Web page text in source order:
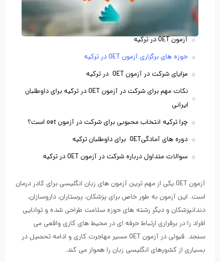
آنچه در این مقاله می خوانید
آزمون OET در ترکیه
حوزه های برگزاری آزمون OET در ترکیه
مزایای شرکت در آزمون OET در ترکیه
نکات مهم برای شرکت در آزمون OET در ترکیه برای داوطلبان
ایرانی
چرا ترکیه انتخاب محبوبی برای شرکت در آزمون oet است؟
دوره های آمادگیOET برای داوطلبان ترکیه
سوالات متداول درباره شرکت در آزمون OET در ترکیه
آزمون OET یکی از مهم ترین آزمون های زبان انگلیسی برای کادر درمان
است. این آزمون به طور خاص برای پزشکان، پرستاران، داروسازان،
دندانپزشکان و دیگر رشته های حوزه سلامت طراحی شده و توانایی
افراد را در برقراری ارتباط حرفه ای در محیط های کاری واقعی می
سنجد. قبولی در آزمون OET مسیر مهاجرت کاری و ادامه تحصیل در
بسیاری از کشورهای انگلیسی زبان را هموار می کند.